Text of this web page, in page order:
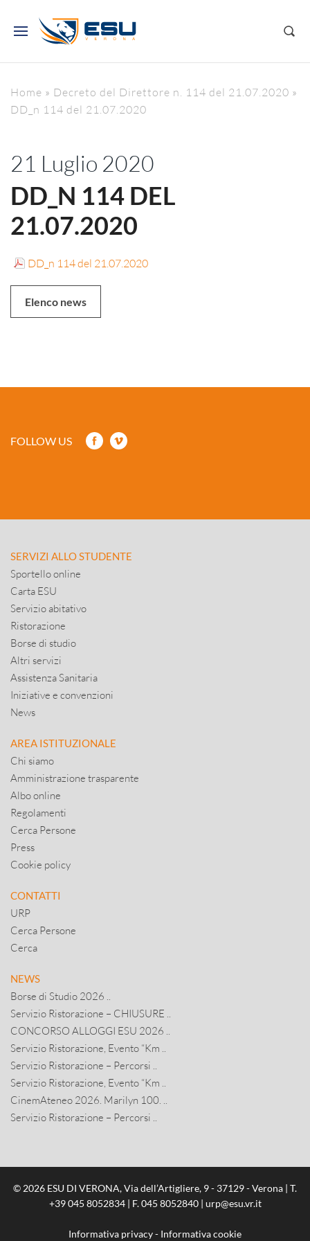
Home » Decreto del Direttore n. 114 del 21.07.2020 »
DD_n 114 del 21.07.2020
21 Luglio 2020
DD_N 114 DEL
21.07.2020
DD_n 114 del 21.07.2020
Elenco news
FOLLOW US
SERVIZI ALLO STUDENTE
Sportello online
Carta ESU
Servizio abitativo
Ristorazione
Borse di studio
Altri servizi
Assistenza Sanitaria
Iniziative e convenzioni
News
AREA ISTITUZIONALE
Chi siamo
Amministrazione trasparente
Albo online
Regolamenti
Cerca Persone
Press
Cookie policy
CONTATTI
URP
Cerca Persone
Cerca
NEWS
Borse di Studio 2026 ..
Servizio Ristorazione – CHIUSURE ..
CONCORSO ALLOGGI ESU 2026 ..
Servizio Ristorazione, Evento “Km ..
Servizio Ristorazione – Percorsi ..
Servizio Ristorazione, Evento “Km ..
CinemAteneo 2026. Marilyn 100. ..
Servizio Ristorazione – Percorsi ..
© 2026 ESU DI VERONA, Via dell’Artigliere, 9 - 37129 - Verona | T.
+39 045 8052834| F. 045 8052840 | urp@esu.vr.it
Informativa privacy- Informativa cookie